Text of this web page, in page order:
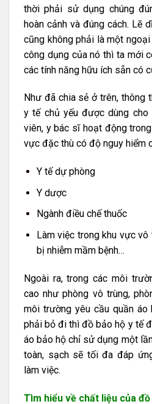
thời phải sử dụng chúng
hoàn cảnh và đúng cách. Lẽ
cũng không phải là một
công dụng của nó thì ta mới
các tính năng hữu ích sẵn có
Như đã chia sẻ ở trên, thông
y tế chủ yếu được dùng cho
viên, y bác sĩ hoạt động
vực đặc thù có độ nguy hiểm
Y tế dự phòng
Y dược
Ngành điều chế thuốc
Làm việc trong khu vực
bị nhiễm mầm bệnh…
Ngoài ra, trong các môi
cao như phòng vô trùng,
môi trường yêu cầu quần áo
phải bỏ đi thì đồ bảo hộ y tế
áo bảo hộ chỉ sử dụng một
toàn, sạch sẽ tối đa đáp
làm việc.
Tìm hiểu về chất liệu của